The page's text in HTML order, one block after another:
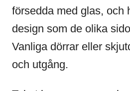
försedda med glas, och
design som de olika
Vanliga dörrar eller
och utgång.